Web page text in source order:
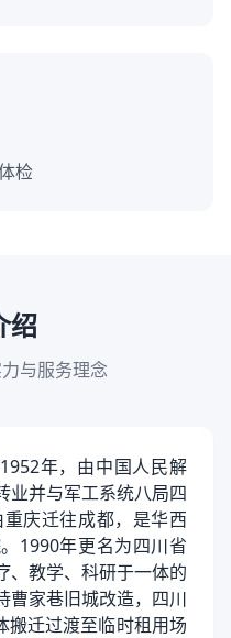
检
绍
与服务理念
年，由中国人民解
业并与军工系统八局四
庆迁往成都，是华西
1990年更名为四川省
、教学、科研于一体的
曹家巷旧城改造，四川
搬迁过渡至临时租用场